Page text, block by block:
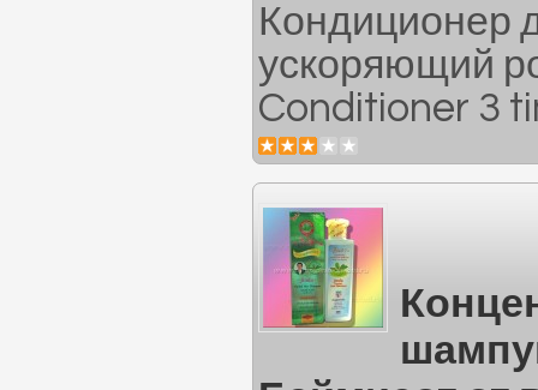
Кондиционер
ускоряющий
Conditioner 3